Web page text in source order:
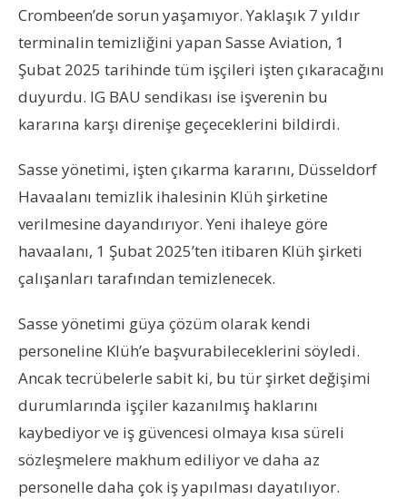
Crombeen’de sorun yaşamıyor. Yaklaşık 7 yıldır
terminalin temizliğini yapan Sasse Aviation, 1
Şubat 2025 tarihinde tüm işçileri işten çıkaracağını
duyurdu. IG BAU sendikası ise işverenin bu
kararına karşı direnişe geçeceklerini bildirdi.
Sasse yönetimi, işten çıkarma kararını, Düsseldorf
Havaalanı temizlik ihalesinin Klüh şirketine
verilmesine dayandırıyor. Yeni ihaleye göre
havaalanı, 1 Şubat 2025’ten itibaren Klüh şirketi
çalışanları tarafından temizlenecek.
Sasse yönetimi güya çözüm olarak kendi
personeline Klüh’e başvurabileceklerini söyledi.
Ancak tecrübelerle sabit ki, bu tür şirket değişimi
durumlarında işçiler kazanılmış haklarını
kaybediyor ve iş güvencesi olmaya kısa süreli
sözleşmelere makhum ediliyor ve daha az
personelle daha çok iş yapılması dayatılıyor.